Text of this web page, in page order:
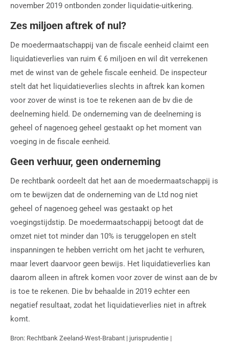
november 2019 ontbonden zonder liquidatie-uitkering.
Zes miljoen aftrek of nul?
De moedermaatschappij van de fiscale eenheid claimt een
liquidatieverlies van ruim € 6 miljoen en wil dit verrekenen
met de winst van de gehele fiscale eenheid. De inspecteur
stelt dat het liquidatieverlies slechts in aftrek kan komen
voor zover de winst is toe te rekenen aan de bv die de
deelneming hield. De onderneming van de deelneming is
geheel of nagenoeg geheel gestaakt op het moment van
voeging in de fiscale eenheid.
Geen verhuur, geen onderneming
De rechtbank oordeelt dat het aan de moedermaatschappij is
om te bewijzen dat de onderneming van de Ltd nog niet
geheel of nagenoeg geheel was gestaakt op het
voegingstijdstip. De moedermaatschappij betoogt dat de
omzet niet tot minder dan 10% is teruggelopen en stelt
inspanningen te hebben verricht om het jacht te verhuren,
maar levert daarvoor geen bewijs. Het liquidatieverlies kan
daarom alleen in aftrek komen voor zover de winst aan de bv
is toe te rekenen. Die bv behaalde in 2019 echter een
negatief resultaat, zodat het liquidatieverlies niet in aftrek
komt.
Bron: Rechtbank Zeeland-West-Brabant | jurisprudentie |